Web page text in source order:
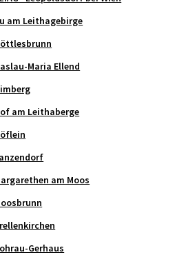
am Leithagebirge
Maria Ellend
am Leithaberge
am Moos
Gerhaus